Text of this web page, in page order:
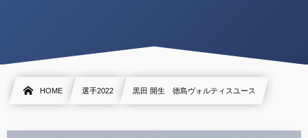
HOME 選手2022 黒田 開生 徳島ヴォルティスユース